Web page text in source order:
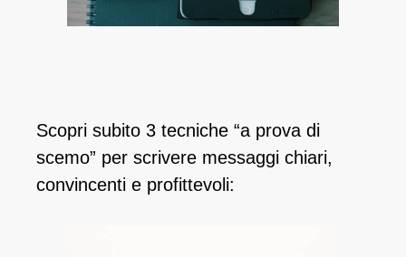
Scopri subito 3 tecniche “a prova di
scemo” per scrivere messaggi chiari,
convincenti e profittevoli: